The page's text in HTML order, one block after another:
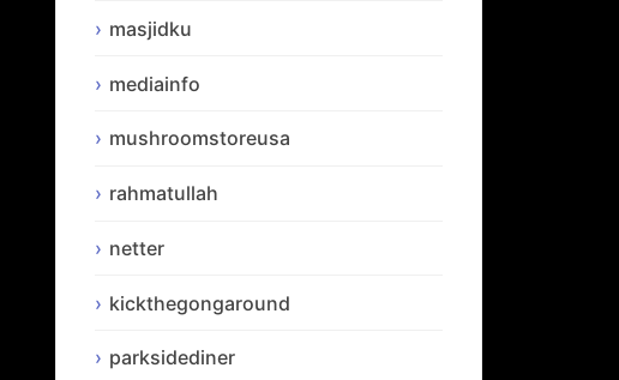
masjidku
mediainfo
mushroomstoreusa
rahmatullah
netter
kickthegongaround
parksidediner